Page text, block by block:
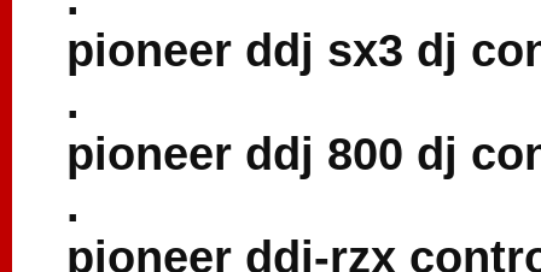
pioneer ddj sx3 dj
.
pioneer ddj 800 dj
.
pioneer ddj-rzx